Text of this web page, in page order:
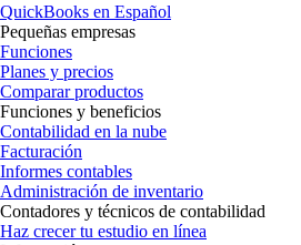
QuickBooks en Español
Pequeñas empresas
Funciones
Planes y precios
Comparar productos
Funciones y beneficios
Contabilidad en la nube
Facturación
Informes contables
Administración de inventario
Contadores y técnicos de contabilidad
Haz crecer tu estudio en línea